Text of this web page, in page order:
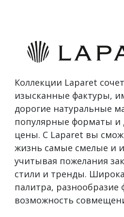
Коллекции Laparet
изысканные фактуры,
дорогие натуральные
популярные форматы и
цены. С Laparet вы
жизнь самые смелые и
учитывая пожелания
стили и тренды.
палитра, разнообразие
возможность